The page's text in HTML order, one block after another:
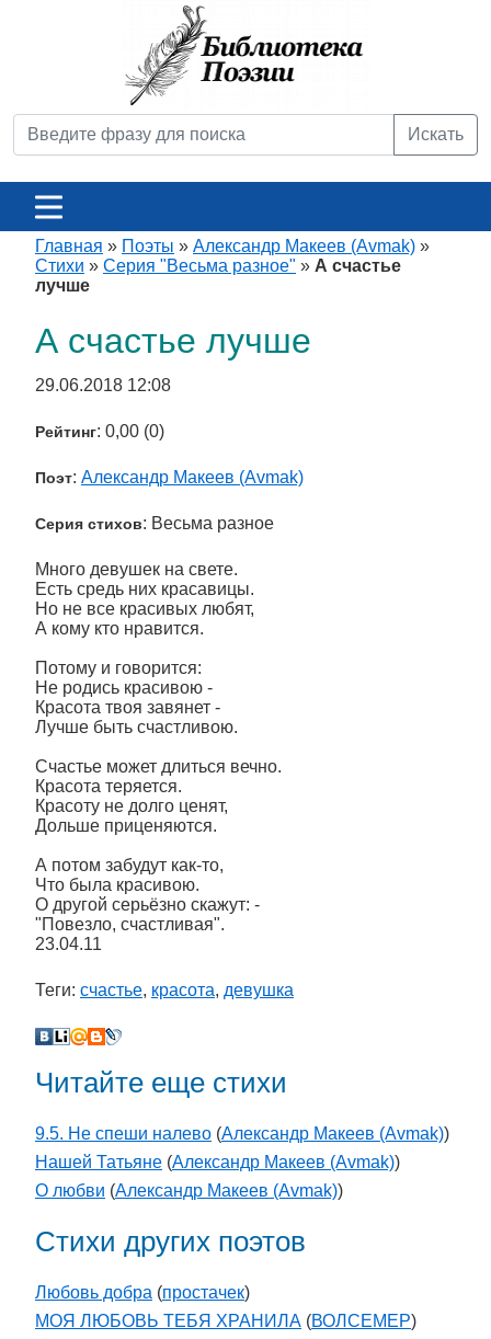
Искать
Главная » Поэты » Александр Макеев (Avmak) »
Стихи » Серия "Весьма разное" » А счастье
лучше
А счастье лучше
29.06.2018 12:08
Рейтинг: 0,00 (0)
Поэт: Александр Макеев (Avmak)
Серия стихов: Весьма разное
Много девушек на свете.
Есть средь них красавицы.
Но не все красивых любят,
А кому кто нравится.
Потому и говорится:
Не родись красивою -
Красота твоя завянет -
Лучше быть счастливою.
Счастье может длиться вечно.
Красота теряется.
Красоту не долго ценят,
Дольше приценяются.
А потом забудут как-то,
Что была красивою.
О другой серьёзно скажут: -
"Повезло, счастливая".
23.04.11
Теги: счастье, красота, девушка
Читайте еще стихи
9.5. Не спеши налево (Александр Макеев (Avmak))
Нашей Татьяне (Александр Макеев (Avmak))
О любви (Александр Макеев (Avmak))
Стихи других поэтов
Любовь добра (простачек)
МОЯ ЛЮБОВЬ ТЕБЯ ХРАНИЛА (ВОЛСЕМЕР)